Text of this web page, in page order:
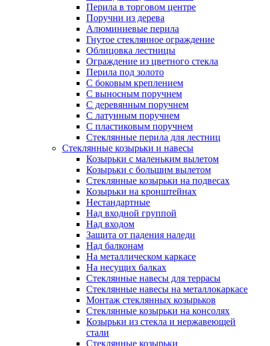
Перила в торговом центре
Поручни из дерева
Алюминиевые перила
Гнутое стеклянное ограждение
Облицовка лестницы
Ограждение из цветного стекла
Перила под золото
С боковым креплением
С выносным поручнем
С деревянным поручнем
С латунным поручнем
С пластиковым поручнем
Стеклянные перила для лестниц
Стеклянные козырьки и навесы
Козырьки с маленьким вылетом
Козырьки с большим вылетом
Стеклянные козырьки на подвесах
Козырьки на кронштейнах
Нестандартные
Над входной группой
Над входом
Защита от падения наледи
Над балконам
На металлическом каркасе
На несущих балках
Стеклянные навесы для террасы
Стеклянные навесы на металлокаркасе
Монтаж стеклянных козырьков
Стеклянные козырьки на консолях
Козырьки из стекла и нержавеющей
стали
Стеклянные козырьки